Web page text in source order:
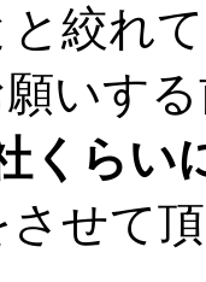
絞れ
いす
社くら
させて